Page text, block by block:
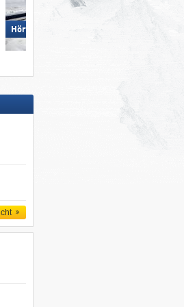
Hörnerbahn – Bolsterlang